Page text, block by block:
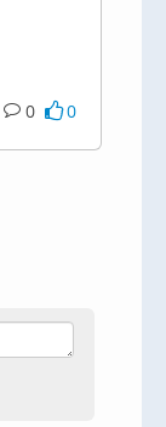
0 0